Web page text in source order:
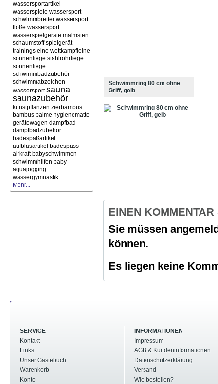
wassersportartikel
wasserspiele wassersport
schwimmbretter wassersport
flöße wassersport
wasserspielgeräte malmsten
schaumstoff spielgerät
trainingsleine wettkampfleine
sonnenliege stahlrohrliege
sonnenliege
schwimmbadzubehör
schwimmabzeichen
wassersport sauna
saunazubehör
kunstpflanzen zierbambus
bambus palme hygienematte
gerätewagen dampfbad
dampfbadzubehör
badespaßartikel
aufblasartikel badespass
airkraft babyschwimmen
schwimmhilfen baby
aquajogging
wassergymnastik
Mehr...
Schwimmring 80 cm ohne
Griff, gelb
EINEN
Sie müssen
können.
Es liegen keine
SERVICE
Kontakt
Links
Unser Gästebuch
Warenkorb
Konto
INFORMATIONEN
Impressum
AGB & Kundeninformationen
Datenschutzerklärung
Versand
Wie bestellen?